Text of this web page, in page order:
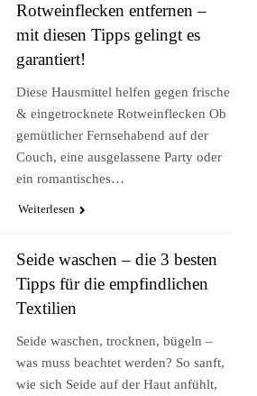
Rotweinflecken entfernen –
mit diesen Tipps gelingt es
garantiert!
Diese Hausmittel helfen gegen frische
& eingetrocknete Rotweinflecken Ob
gemütlicher Fernsehabend auf der
Couch, eine ausgelassene Party oder
ein romantisches…
Weiterlesen
Seide waschen – die 3 besten
Tipps für die empfindlichen
Textilien
Seide waschen, trocknen, bügeln –
was muss beachtet werden? So sanft,
wie sich Seide auf der Haut anfühlt,